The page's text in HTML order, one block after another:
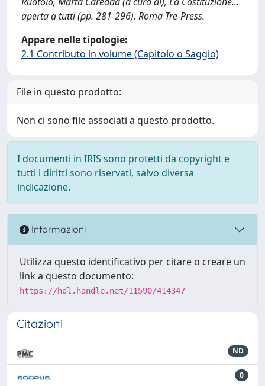
aperta a tutti (pp. 281-296). Roma Tre-Press.
Appare nelle tipologie:
2.1 Contributo in volume (Capitolo o Saggio)
File in questo prodotto:
Non ci sono file associati a questo prodotto.
I documenti in IRIS sono protetti da copyright e
tutti i diritti sono riservati, salvo diversa
indicazione.
Informazioni
Utilizza questo identificativo per citare o creare un
link a questo documento:
https://hdl.handle.net/11590/414347
Citazioni
ND
0